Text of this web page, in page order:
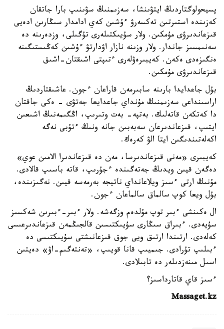
پسيحولوگتاردىڭ ايتۋىنشا، سەزىمنىڭ سۋىنىپ بارا جاتقان
كەزىندە استىرتىن تەكسەرۋ ءۇشىن كەي ادامدار سىڭارىن ادەيى
قىزعاندىرۋى مۇمكىن. ولار سۇيىكتىلەرى تۇگىلى، وزدەرىنە دە
سەنىمسىز جاندار. ولار وزىنە نازار اۋدارتۋ ءۇشىن كەڭىستىگىنە
ەنگىزەدى ەكەن. كەيبىرەۋلەرى ءتىپتى اشىقتان-اشىق
قىزعاندىرۋى مۇمكىن.
بۇل جاعدايدا بارىنە سابىرمەن قاراعان ءجون. عاشىقتاردىڭ
اراسىنداعى سەزىمنىڭ مۇنداي جاعدايعا جەتۋى - ەكى جاقتان
دا كەتكەن قاتەلىك. بەتپە- بەت وتىرىپ، اڭگىمەنىڭ اشىعىن
ايتىپ، قىزعاندىرعان سەبەبىن جانە ونىڭ ءتۇبى نەگە
اكەلەتىندىگىن ايتا الۋ كەرەك.
كەيبىرى «مەنى قىزعاندىرسا، مەن دە قىزعاندىرا الامىن عوي»
دەگەن قيىن ويدىڭ جەتەگىندە ءجۇرىپ، قاتە باسىپ قالادى.
مۇنىڭ ارتى ءسىز ويلاعانداي ناتيجە بەرمەسە قيىن. نەگىزىندە،
بۇل ويعا كوپ سالماق سالماعان ءجون.
ال ەكىنشى ءبىر توپ مۇلدەم وزگەشە. ولار ءبىر-ءبىرىن شەكسىز
سۇيەدى. ءبىراق سىڭارى سۇيىكتىسىن قالجىڭمەن قىزعاندىرعىسى
كەلەدى. ارتىندا ارتىق ويى جوق قىزعانىشتى سۇيىكتىسى دە
ءبىلىپ تۇرادى. جىميىپ قانا قويىپ، «تەنتەگىم-اۋ» دەيتىن
اسىل مىنەزدىلەر دە تابىلادى.
ءسىز قاي قاتارداسىز؟
Massaget.kz